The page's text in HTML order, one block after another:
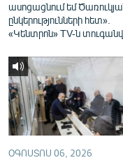
ասոցացնում եմ
ընկերությունների հետ».
«Կենտրոն» TV-ն
ՕԳՈՍՏՈՍ 06, 2026